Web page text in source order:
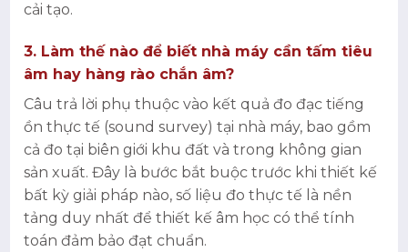
cải tạo.
3. Làm thế nào để biết nhà máy cần tấm tiêu
âm hay hàng rào chắn âm?
Câu trả lời phụ thuộc vào kết quả đo đạc tiếng
ồn thực tế (sound survey) tại nhà máy, bao gồm
cả đo tại biên giới khu đất và trong không gian
sản xuất. Đây là bước bắt buộc trước khi thiết kế
bất kỳ giải pháp nào, số liệu đo thực tế là nền
tảng duy nhất để thiết kế âm học có thể tính
toán đảm bảo đạt chuẩn.